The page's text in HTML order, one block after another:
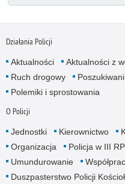
Działania Policji
Aktualności Aktualności z
Ruch drogowy
Poszukiwani
Polemiki i sprostowania
O Policji
Jednostki Kierownictwo
Organizacja
Policja w III RP
Umundurowanie
Duszpasterstwo Policji